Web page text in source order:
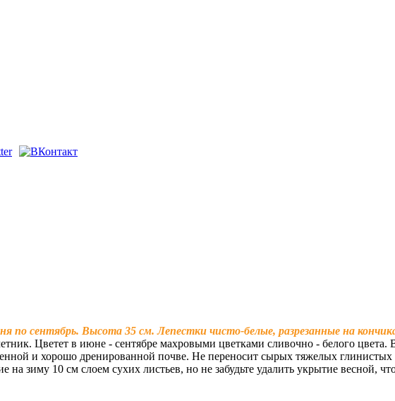
сентябрь. Высота 35 см. Лепестки чисто-белые, разрезанные на
Цветет в июне - сентябре махровыми цветками сливочно - белого цвета.
и хорошо дренированной почве. Не переносит сырых тяжелых глинистых
на зиму 10 см слоем сухих листьев, но не забудьте удалить укрытие